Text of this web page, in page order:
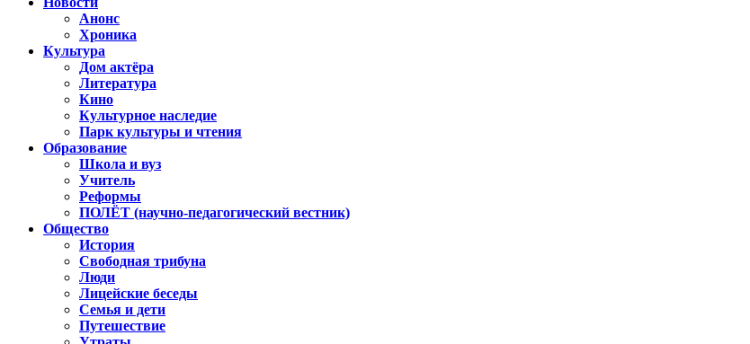
Анонс
Хроника
Культура
Дом актёра
Литература
Кино
Культурное наследие
Парк культуры и чтения
Образование
Школа и вуз
Учитель
Реформы
ПОЛЁТ (научно-педагогический вестник)
Общество
История
Свободная трибуна
Люди
Лицейские беседы
Семья и дети
Путешествие